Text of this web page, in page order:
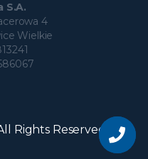
S.A.
4
Wielkie
Rights Reserved
Zeptejte
se
na
produkt